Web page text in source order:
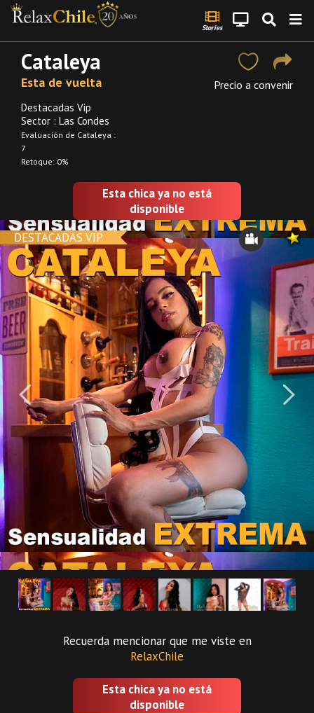
Stories
Cataleya
Esta de vuelta
Destacadas Vip
Sector : Las Condes
Evaluación de Cataleya :
7
Retoque: 0%
Precio a convenir
Esta chica ya no está
disponible
DESTACADAS VIP
Recuerda mencionar que me viste en
RelaxChile
Esta chica ya no está
disponible